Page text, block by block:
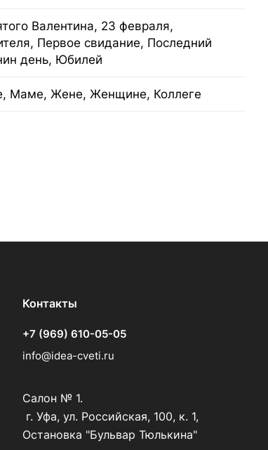
Валентина, 23 февраля,
Первое свидание, Последний
день, Юбилей
Маме, Жене, Женщине, Коллеге
Контакты
+7 (969) 610-05-05
info@idea-cveti.ru
Салон № 1.
г. Уфа, ул. Российская, 100, к. 1,
Остановка "Бульвар Тюлькина"